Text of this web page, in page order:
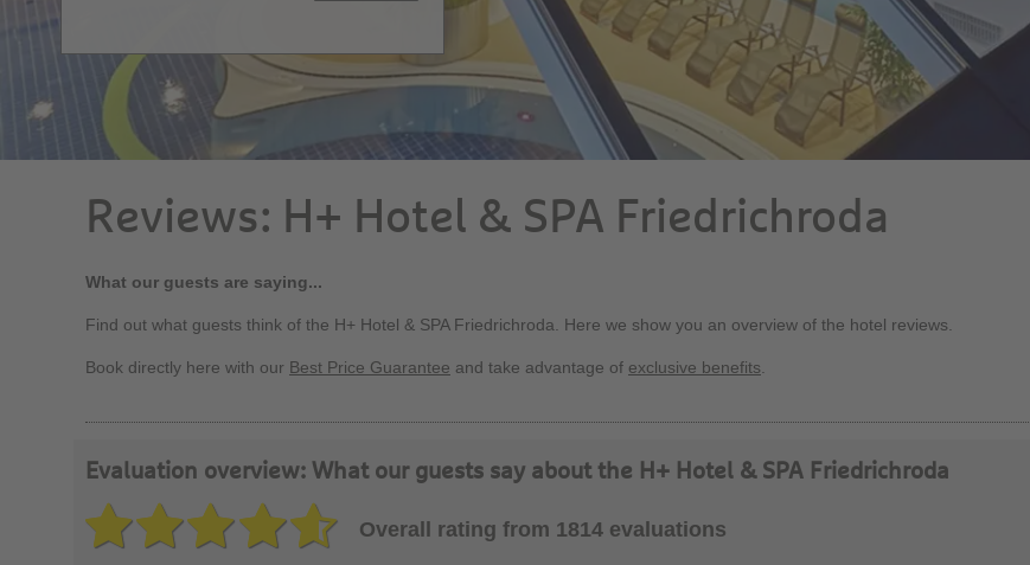
Reviews: H+ Hotel & SPA Friedrichroda
What our guests are saying...
Find out what guests think of the H+ Hotel & SPA Friedrichroda. Here we show you an overview of the hotel reviews.
Book directly here with our Best Price Guarantee and take advantage of exclusive benefits
Evaluation overview: What our guests say about the H+ Hotel & SPA Friedrichroda
Overall rating from 1814 evaluations